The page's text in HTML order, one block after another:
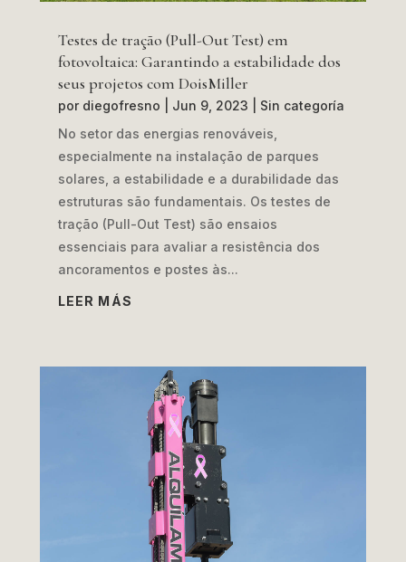
Testes de tração (Pull-Out Test) em
fotovoltaica: Garantindo a estabilidade dos
seus projetos com DoisMiller
por diegofresno Jun 9, 2023
Sin categoría
No setor das energias renováveis,
especialmente na instalação de parques
solares, a estabilidade e a durabilidade das
estruturas são fundamentais. Os testes de
tração (Pull-Out Test) são ensaios
essenciais para avaliar a resistência dos
ancoramentos e postes às...
LEER MÁS